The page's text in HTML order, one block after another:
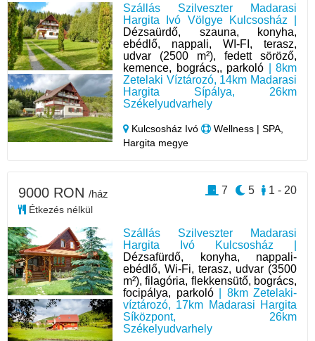
Szállás Szilveszter Madarasi
Hargita Ivó Völgye Kulcsosház |
Dézsaürdő, szauna, konyha,
ebédlő, nappali, WI-FI, terasz,
udvar (2500 m²), fedett söröző,
kemence, bogrács,, parkoló | 8km
Zetelaki Víztározó, 14km Madarasi
Hargita Sípálya, 26km
Székelyudvarhely
Kulcsosház Ivó
Wellness | SPA,
Hargita megye
Szállás Szilveszter Madarasi
Hargita Ivó Kulcsosház |
Dézsafürdő, konyha, nappali-
ebédlő, Wi-Fi, terasz, udvar (3500
m²), filagória, flekkensütő, bogrács,
focipálya, parkoló| 8km Zetelaki-
víztározó, 17km Madarasi Hargita
Síközpont, 26km
Székelyudvarhely
9000 RON /ház
Étkezés nélkül
1 - 20
5
7